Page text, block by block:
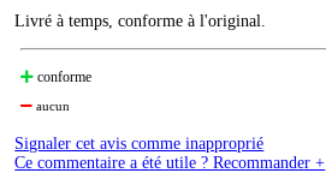
Livré à temps, conforme à l'original.
conforme
aucun
Signaler cet avis comme inapproprié
Ce commentaire a été utile ? Recommander +